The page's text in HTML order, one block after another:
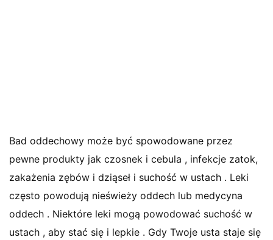
Bad oddechowy może być spowodowane przez
pewne produkty jak czosnek i cebula , infekcje zatok,
zakażenia zębów i dziąseł i suchość w ustach . Leki
często powodują nieświeży oddech lub medycyna
oddech . Niektóre leki mogą powodować suchość w
ustach , aby stać się i lepkie . Gdy Twoje usta staje się